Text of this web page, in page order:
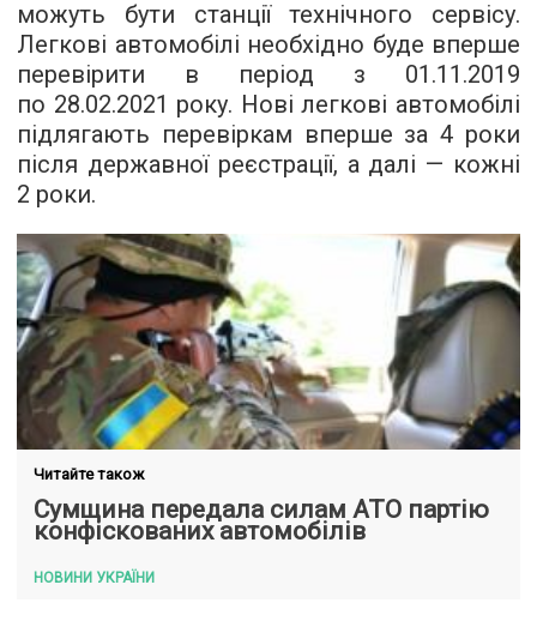
можуть бути станції технічного сервісу.
Легкові автомобілі необхідно буде вперше
перевірити в період з 01.11.2019
по 28.02.2021 року. Нові легкові автомобілі
підлягають перевіркам вперше за 4 роки
після державної реєстрації, а далі — кожні
2 роки.
Читайте також
Сумщина передала силам АТО партію
конфіскованих автомобілів
НОВИНИ УКРАЇНИ